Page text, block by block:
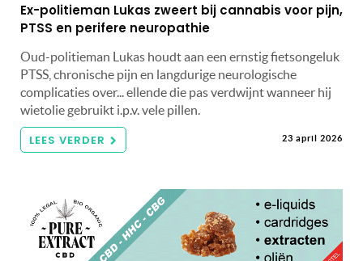
Ex-politieman Lukas zweert bij cannabis voor pijn,
PTSS en perifere neuropathie
Oud-politieman Lukas houdt aan een ernstig fietsongeluk
PTSS, chronische pijn en langdurige neurologische
complicaties over... ellende die pas verdwijnt wanneer hij
wietolie gebruikt i.p.v. vele pillen.
LEES VERDER 23 april 2026